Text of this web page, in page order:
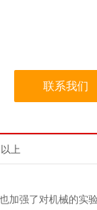
联系我们
上
加强了对机械的实验